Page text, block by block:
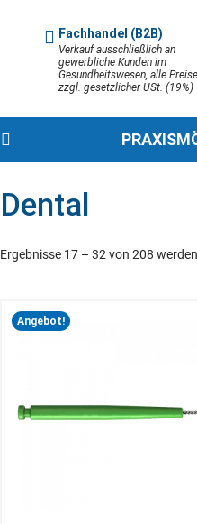
Fachhandel (B2B)
Verkauf ausschließlich an
gewerbliche Kunden im
Gesundheitswesen, alle Preise
zzgl. gesetzlicher USt. (19%)
Dental
Ergebnisse 17 – 32 von 208
Angebot!